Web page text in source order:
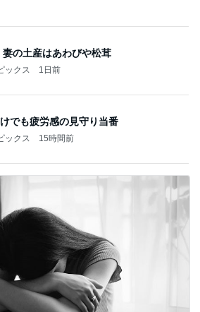
の手帳
記事を読む
べた1個630円のマカロン